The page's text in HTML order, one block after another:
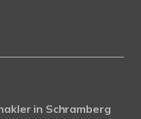
in Schramberg